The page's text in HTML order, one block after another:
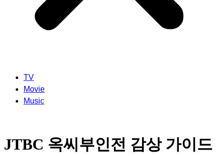
TV
Movie
Music
JTBC 옥씨부인전 감상 가이드